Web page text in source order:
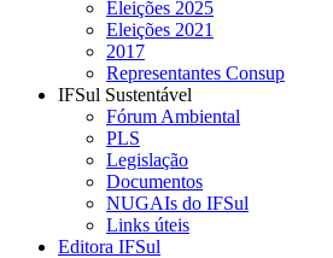
Eleições 2025
Eleições 2021
2017
Representantes Consup
IFSul Sustentável
Fórum Ambiental
PLS
Legislação
Documentos
NUGAIs do IFSul
Links úteis
Editora IFSul